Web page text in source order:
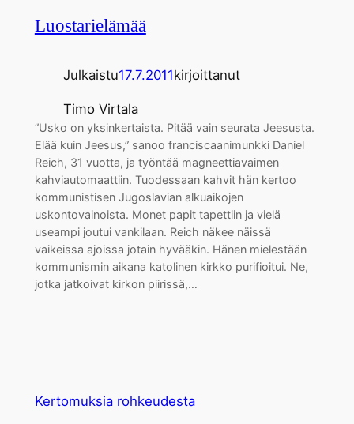
Luostarielämää
Julkaistu17.7.2011kirjoittanut
Timo Virtala
”Usko on yksinkertaista. Pitää vain seurata Jeesusta.
Elää kuin Jeesus,” sanoo franciscaanimunkki Daniel
Reich, 31 vuotta, ja työntää magneettiavaimen
kahviautomaattiin. Tuodessaan kahvit hän kertoo
kommunistisen Jugoslavian alkuaikojen
uskontovainoista. Monet papit tapettiin ja vielä
useampi joutui vankilaan. Reich näkee näissä
vaikeissa ajoissa jotain hyvääkin. Hänen mielestään
kommunismin aikana katolinen kirkko purifioitui. Ne,
jotka jatkoivat kirkon piirissä,…
Kertomuksia rohkeudesta